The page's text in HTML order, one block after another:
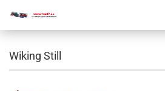
Wiking Still